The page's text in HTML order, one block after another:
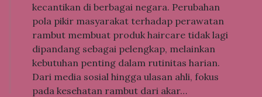
kecantikan di berbagai negara. Perubahan
pola pikir masyarakat terhadap perawatan
rambut membuat produk haircare tidak lagi
dipandang sebagai pelengkap, melainkan
kebutuhan penting dalam rutinitas harian.
Dari media sosial hingga ulasan ahli, fokus
pada kesehatan rambut dari akar…